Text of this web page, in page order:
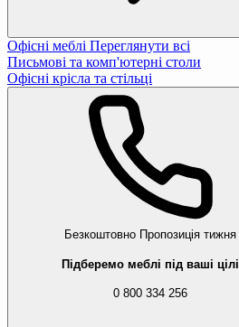
Офісні меблі Переглянути всі
Письмові та комп'ютерні столи
Офісні крісла та стільці
Безкоштовно Пропозиція тижня
Підберемо меблі під ваші цілі
0 800 334 256